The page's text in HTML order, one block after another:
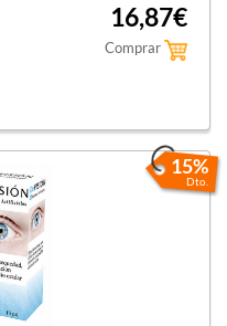
16,87€
Comprar
15%
Dto.